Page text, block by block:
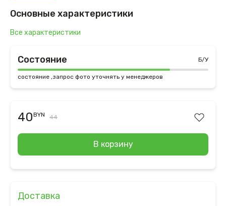
Основные характеристики
Все характеристики
Состояние Б/У
состояние ,запрос фото уточнять у менеджеров
40BYN 44
В корзину
Доставка